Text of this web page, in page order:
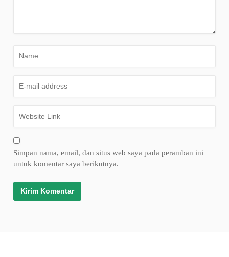
Simpan nama, email, dan situs web saya pada peramban ini
untuk komentar saya berikutnya.